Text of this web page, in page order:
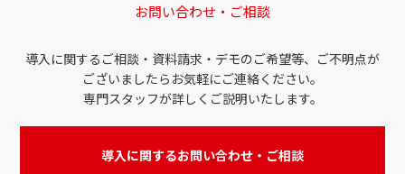
お問い合わせ・ご相談
導入に関するご相談・資料請求・デモのご希望等、ご不明点が
ございましたらお気軽にご連絡ください。
専門スタッフが詳しくご説明いたします。
導入に関するお問い合わせ・ご相談